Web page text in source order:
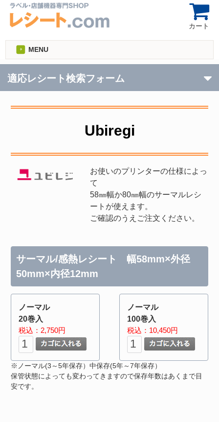
カート
MENU
適応レシート検索フォーム
Ubiregi
お使いのプリンターの仕様によっ
て
58㎜幅か80㎜幅のサーマルレシ
ートが使えます。
ご確認のうえご注文ください。
サーマル/感熱レシート 幅58mm×外径
50mm×内径12mm
ノーマル
20巻入
税込：2,750円
ノーマル
100巻入
税込：10,450円
※ノーマル(3～5年保存）中保存(5年～7年保存）
保管状態によっても変わってきますので保存年数はあくまで目
安です。